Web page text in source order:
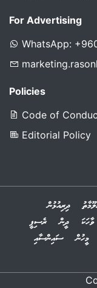
For Advertising
WhatsApp:
Policies
Code of
Editorial Policy
ދިރިއުޅުން
ވާހަކަ ދީން
ރެސިޕީ
މީހުން
ސައިންސާއި